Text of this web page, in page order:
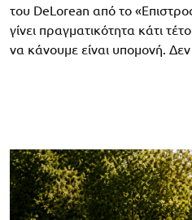
του DeLorean από το
γίνει πραγματικότητα κάτι
να κάνουμε είναι υπομονή.